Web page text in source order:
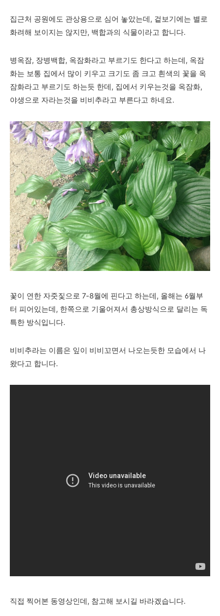
집근처 공원에도 관상용으로 심어 놓았는데, 겉보기에는 별로
화려해 보이지는 않지만, 백합과의 식물이라고 합니다.
병옥잠, 장병백합, 옥잠화라고 부르기도 한다고 하는데, 옥잠
화는 보통 집에서 많이 키우고 크기도 좀 크고 흰색의 꽃을 옥
잠화라고 부르기도 하는듯 한데, 집에서 키우는것을 옥잠화,
야생으로 자라는것을 비비추라고 부른다고 하네요.
꽃이 연한 자줏짗으로 7-8월에 핀다고 하는데, 올해는 6월부
터 피어있는데, 한쪽으로 기울어져서 총상방식으로 달리는 독
특한 방식입니다.
비비추라는 이름은 잎이 비비꼬면서 나오는듯한 모습에서 나
왔다고 합니다.
직접 찍어본 동영상인데, 참고해 보시길 바라겠습니다.